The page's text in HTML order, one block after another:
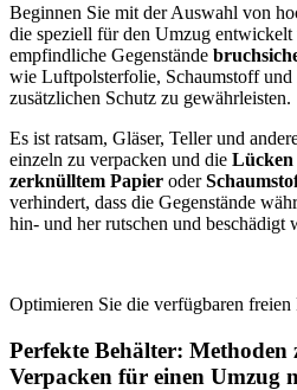
Beginnen Sie mit der Auswahl von
die speziell für den Umzug
empfindliche Gegenstände
wie Luftpolsterfolie, Schaumstoff und
zusätzlichen Schutz zu gewährleisten.
Es ist ratsam, Gläser, Teller und
einzeln zu verpacken und die Lücken
zerknülltem Papier oder
verhindert, dass die Gegenstände
hin- und her rutschen und beschädigt
Optimieren Sie die verfügbaren
Perfekte Behälter: Methoden
Verpacken für einen Umzug